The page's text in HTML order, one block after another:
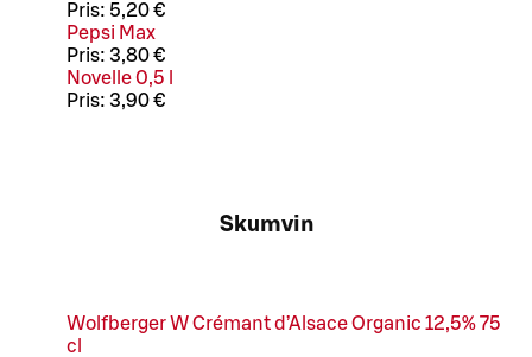
Pris: 5,20 €
Pepsi Max
Pris: 3,80 €
Novelle 0,5 l
Pris: 3,90 €
Skumvin
Wolfberger W Crémant d’Alsace Organic 12,5% 75
cl